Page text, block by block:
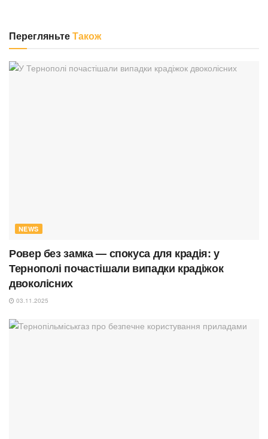
ПерегляньтеТакож
NEWS
Ровер без замка — спокуса для крадія: у
Тернополі почастішали випадки крадіжок
двоколісних
03.11.2025